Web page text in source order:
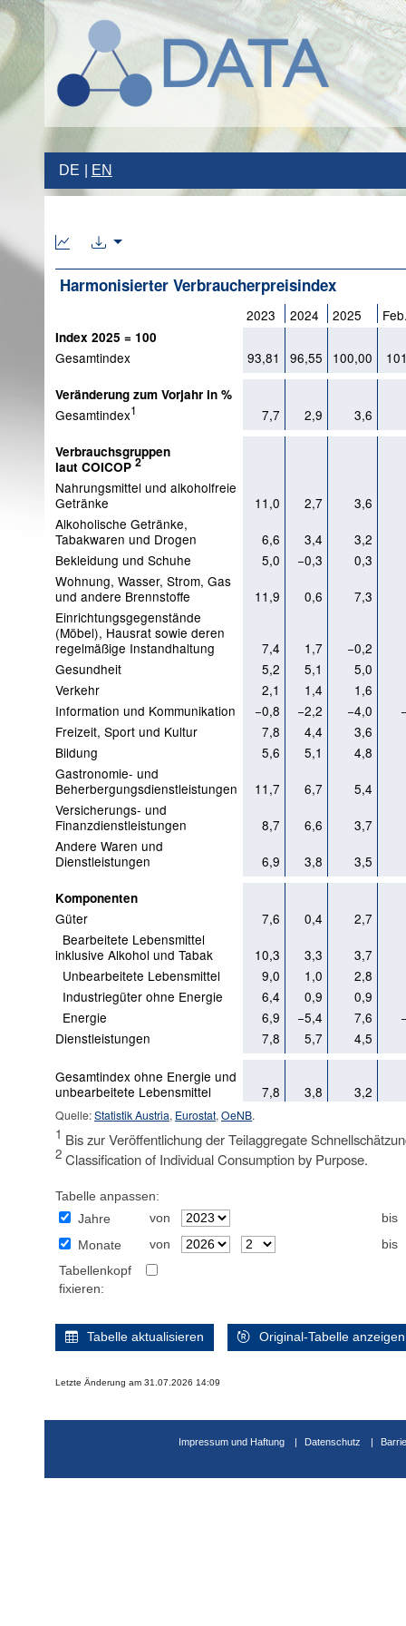
DE EN
Harmonisierter Verbraucherpreisindex
2023 2024 2025
Index 2025 = 100
Gesamtindex 93,81 96,55 100,00
Veränderung zum Vorjahr in %
Gesamtindex1 7,7 2,9 3,6
Verbrauchsgruppen
laut COICOP 2
Nahrungsmittel und alkoholfreie
Getränke
11,0 2,7
3,6
Alkoholische Getränke,
Tabakwaren und Drogen
6,6 3,4
3,2
Bekleidung und Schuhe
5,0 −0,3
0,3
Wohnung, Wasser, Strom, Gas
und andere Brennstoffe
11,9 0,6
7,3
Einrichtungsgegenstände
(Möbel), Hausrat sowie deren
regelmäßige Instandhaltung
7,4 1,7
−0,2
Gesundheit
5,2 5,1
5,0
Verkehr
2,1 1,4
1,6
Information und Kommunikation
−0,8 −2,2 −4,0
Freizeit, Sport und Kultur
7,8 4,4
3,6
Bildung
5,6 5,1
4,8
Gastronomie- und
Beherbergungsdienstleistungen
11,7 6,7
5,4
Versicherungs- und
Finanzdienstleistungen
8,7 6,6
3,7
Andere Waren und
Dienstleistungen
6,9 3,8 3,5
Komponenten
Güter 7,6 0,4
2,7
Bearbeitete Lebensmittel
inklusive Alkohol und Tabak
10,3 3,3
3,7
Unbearbeitete Lebensmittel
9,0 1,0
2,8
Industriegüter ohne Energie
6,4 0,9
0,9
Energie
6,9 −5,4 7,6
Dienstleistungen
7,8 5,7 4,5
Gesamtindex ohne Energie und
unbearbeitete Lebensmittel
7,8 3,8 3,2
Quelle:Statistik Austria, Eurostat, OeNB.
1 Bis zur Veröffentlichung der Teilaggregate
2 Classification of Individual Consumption by Purpose.
Tabelle anpassen:
Jahre
von
bis
Monate
von
bis
Tabellenkopf
fixieren:
Tabelle aktualisieren Original-Tabelle anzeigen
Letzte Änderung am 31.07.2026 14:09
Impressum und Haftung Datenschutz